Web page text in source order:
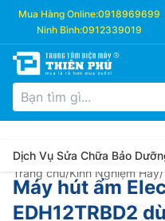
Mua Hàng Online:0918969699
Ninh Bình:0912339019
Dịch Vụ Sửa Chữa Bảo
Trang chủ/Kinh Nghiệm Hay/
Máy hút ẩm
EDH12TRBD2